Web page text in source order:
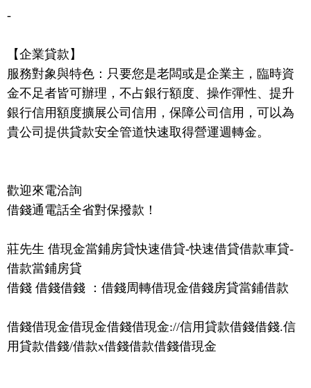
-
【企業貸款】
服務對象與特色：只要您是老闆或是企業主，臨時資
金不足者皆可辦理，不占銀行額度、操作彈性、提升
銀行信用額度擴展公司信用，保障公司信用，可以為
貴公司提供貸款安全管道快速取得營運週轉金。
歡迎來電洽詢
借錢通電話全省對保撥款！
莊先生 借現金當鋪房貸快速借貸-快速借貸借款車貸-
借款當鋪房貸
借錢 借錢借錢 ：借錢周轉借現金借錢房貸當鋪借款
借錢借現金借現金借錢借現金://信用貸款借錢借錢.信
用貸款借錢/借款x借錢借款借錢借現金